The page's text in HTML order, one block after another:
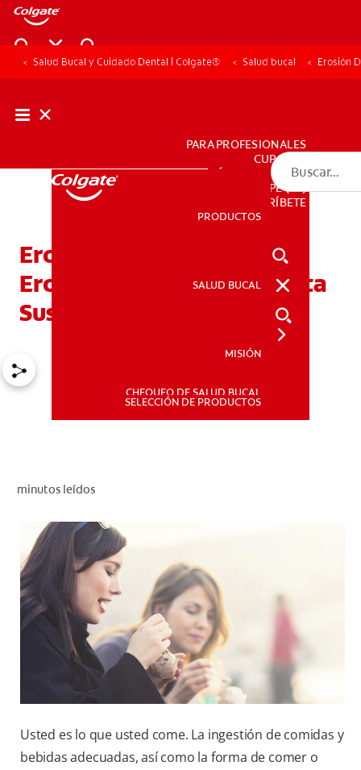
PRODUCTOS
DÓNDE COMPRAR
PE (ES)
SUSCRÍBETE
PARA PROFESIONALES
CUPONES
DÓNDE COMPRAR
PE (ES)
SUSCRÍBETE
PRODUCTOS
SALUD BUCAL
MISIÓN
CHEQUEO DE SALUD BUCAL
SELECCIÓN DE PRODUCTOS
Salud Bucal y Cuidado Dental | Colgate® Salud bucal Erosión
Erosión Dental: Como La
Erosión Del Esmalte Afecta
Sus Dientes
minutos leídos
Usted es lo que usted come. La ingestión de comidas y
bebidas adecuadas, así como la forma de comer o